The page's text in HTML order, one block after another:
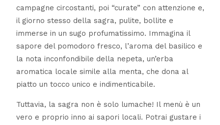
campagne circostanti, poi “curate” con attenzione e,
il giorno stesso della sagra, pulite, bollite e
immerse in un sugo profumatissimo. Immagina il
sapore del pomodoro fresco, l’aroma del basilico e
la nota inconfondibile della nepeta, un’erba
aromatica locale simile alla menta, che dona al
piatto un tocco unico e indimenticabile.
Tuttavia, la sagra non è solo lumache! Il menù è un
vero e proprio inno ai sapori locali. Potrai gustare i